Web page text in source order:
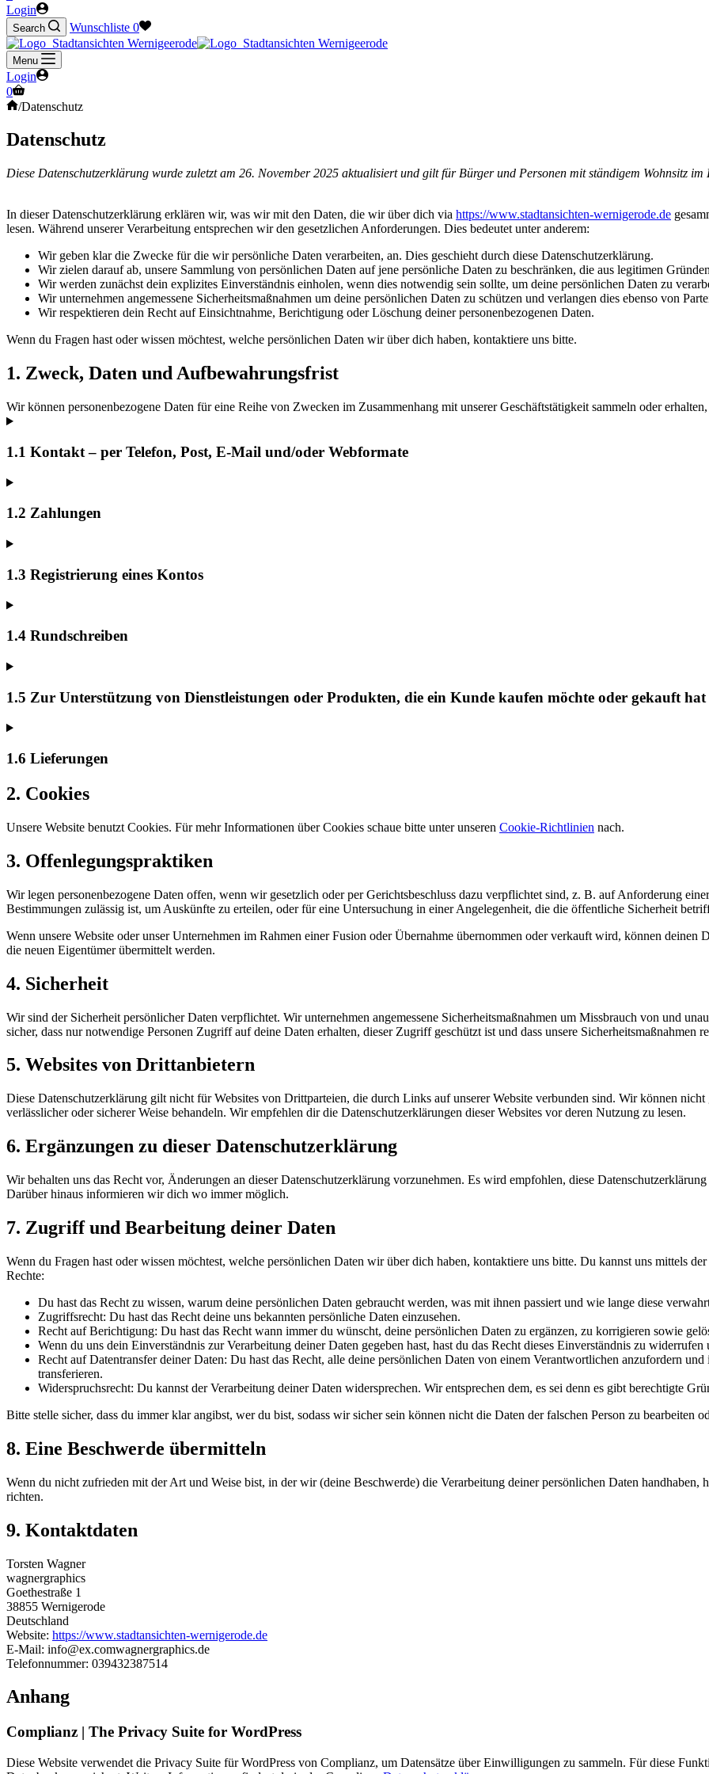
Login
Search Wunschliste 0
Menu
Login
Warenkorb
0
Start
/Datenschutz
Datenschutz
Diese Datenschutzerklärung wurde zuletzt am 26. November 2025 aktualisiert und gilt für Bürger und Personen mit ständigem Wohnsitz
In dieser Datenschutzerklärung erklären wir, was wir mit den Daten, die wir über dich via https://www.stadtansichten-wernigerode.de
lesen. Während unserer Verarbeitung entsprechen wir den gesetzlichen Anforderungen. Dies bedeutet unter anderem:
Wir geben klar die Zwecke für die wir persönliche Daten verarbeiten, an. Dies geschieht durch diese Datenschutzerklärung.
Wir zielen darauf ab, unsere Sammlung von persönlichen Daten auf jene persönliche Daten zu beschränken, die aus legitimen
Wir werden zunächst dein explizites Einverständnis einholen, wenn dies notwendig sein sollte, um deine persönlichen Daten zu
Wir unternehmen angemessene Sicherheitsmaßnahmen um deine persönlichen Daten zu schützen und verlangen dies ebenso von
Wir respektieren dein Recht auf Einsichtnahme, Berichtigung oder Löschung deiner personenbezogenen Daten.
Wenn du Fragen hast oder wissen möchtest, welche persönlichen Daten wir über dich haben, kontaktiere uns bitte.
1. Zweck, Daten und Aufbewahrungsfrist
Wir können personenbezogene Daten für eine Reihe von Zwecken im Zusammenhang mit unserer Geschäftstätigkeit sammeln oder
1.1 Kontakt – per Telefon, Post, E-Mail und/oder Webformate
1.2 Zahlungen
1.3 Registrierung eines Kontos
1.4 Rundschreiben
1.5 Zur Unterstützung von Dienstleistungen oder Produkten, die ein Kunde kaufen möchte oder gekauft hat
1.6 Lieferungen
2. Cookies
Unsere Website benutzt Cookies. Für mehr Informationen über Cookies schaue bitte unter unseren Cookie-Richtlinien nach.
3. Offenlegungspraktiken
Wir legen personenbezogene Daten offen, wenn wir gesetzlich oder per Gerichtsbeschluss dazu verpflichtet sind, z. B. auf Anforderung
Bestimmungen zulässig ist, um Auskünfte zu erteilen, oder für eine Untersuchung in einer Angelegenheit, die die öffentliche Sicherheit
Wenn unsere Website oder unser Unternehmen im Rahmen einer Fusion oder Übernahme übernommen oder verkauft wird, können
die neuen Eigentümer übermittelt werden.
4. Sicherheit
Wir sind der Sicherheit persönlicher Daten verpflichtet. Wir unternehmen angemessene Sicherheitsmaßnahmen um Missbrauch von und
sicher, dass nur notwendige Personen Zugriff auf deine Daten erhalten, dieser Zugriff geschützt ist und dass unsere Sicherheitsmaßnahmen
5. Websites von Drittanbietern
Diese Datenschutzerklärung gilt nicht für Websites von Drittparteien, die durch Links auf unserer Website verbunden sind. Wir können
verlässlicher oder sicherer Weise behandeln. Wir empfehlen dir die Datenschutzerklärungen dieser Websites vor deren Nutzung zu lesen.
6. Ergänzungen zu dieser Datenschutzerklärung
Wir behalten uns das Recht vor, Änderungen an dieser Datenschutzerklärung vorzunehmen. Es wird empfohlen, diese
Darüber hinaus informieren wir dich wo immer möglich.
7. Zugriff und Bearbeitung deiner Daten
Wenn du Fragen hast oder wissen möchtest, welche persönlichen Daten wir über dich haben, kontaktiere uns bitte. Du kannst uns mittels
Rechte:
Du hast das Recht zu wissen, warum deine persönlichen Daten gebraucht werden, was mit ihnen passiert und wie lange diese
Zugriffsrecht: Du hast das Recht deine uns bekannten persönliche Daten einzusehen.
Recht auf Berichtigung: Du hast das Recht wann immer du wünscht, deine persönlichen Daten zu ergänzen, zu korrigieren sowie
Wenn du uns dein Einverständnis zur Verarbeitung deiner Daten gegeben hast, hast du das Recht dieses Einverständnis zu
Recht auf Datentransfer deiner Daten: Du hast das Recht, alle deine persönlichen Daten von einem Verantwortlichen anzufordern
transferieren.
Widerspruchsrecht: Du kannst der Verarbeitung deiner Daten widersprechen. Wir entsprechen dem, es sei denn es gibt berechtigte
Bitte stelle sicher, dass du immer klar angibst, wer du bist, sodass wir sicher sein können nicht die Daten der falschen Person zu bearbeiten
8. Eine Beschwerde übermitteln
Wenn du nicht zufrieden mit der Art und Weise bist, in der wir (deine Beschwerde) die Verarbeitung deiner persönlichen Daten handhaben,
richten.
9. Kontaktdaten
Torsten Wagner
wagnergraphics
Goethestraße 1
38855 Wernigerode
Deutschland
Website: https://www.stadtansichten-wernigerode.de
E-Mail: info@ex.comwagnergraphics.de
Telefonnummer: 039432387514
Anhang
Complianz | The Privacy Suite for WordPress
Diese Website verwendet die Privacy Suite für WordPress von Complianz, um Datensätze über Einwilligungen zu sammeln. Für diese